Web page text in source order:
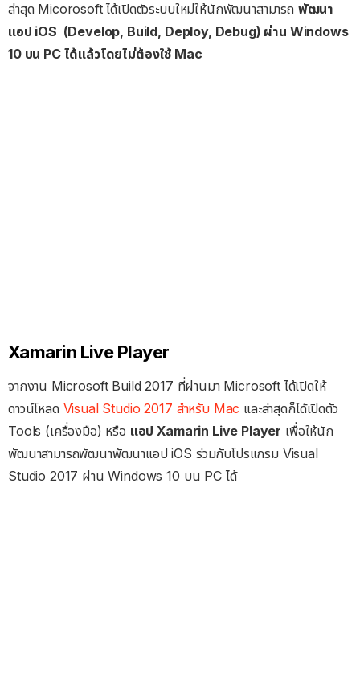
ล่าสุด Micorosoft ได้เปิดตัวระบบใหม่ให้นักพัฒนาสามารถ พัฒนา
แอป iOS (Develop, Build, Deploy, Debug) ผ่าน Windows
10 บน PC ได้แล้วโดยไม่ต้องใช้ Mac
Xamarin Live Player
จากงาน Microsoft Build 2017 ที่ผ่านมา Microsoft ได้เปิดให้
ดาวน์โหลด Visual Studio 2017 สำหรับ Mac และล่าสุดก็ได้เปิดตัว
Tools (เครื่องมือ) หรือ แอป Xamarin Live Player เพื่อให้นัก
พัฒนาสามารถพัฒนาพัฒนาแอป iOS ร่วมกับโปรแกรม Visual
Studio 2017 ผ่าน Windows 10 บน PC ได้